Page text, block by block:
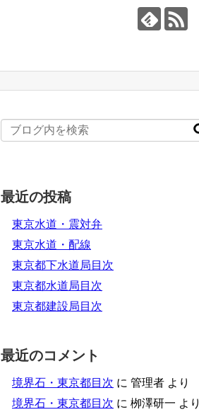
最近の投稿
東京水道・震対弁
東京水道・配線
東京都下水道局目次
東京都水道局目次
東京都建設局目次
最近のコメント
境界石・東京都目次 に 管理者 より
境界石・東京都目次 に 栁澤研一 より